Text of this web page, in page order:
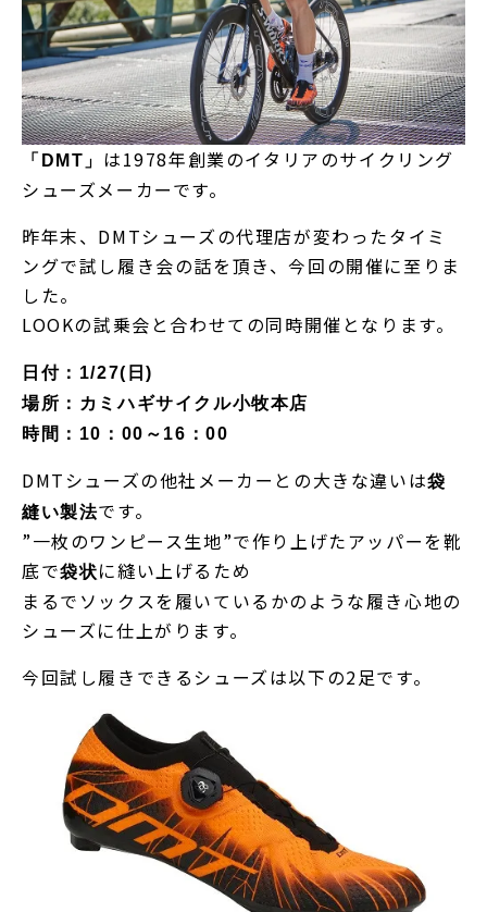
「DMT」 は1978年創業のイタリアのサイクリング
シューズメーカーです。
昨年末、DMTシューズの代理店が変わったタイミ
ングで試し履き会の話を頂き、今回の開催に至りま
した。
LOOKの試乗会と合わせての同時開催となります。
日付：1/27(日)
場所：カミハギサイクル小牧本店
時間：10：00～16：00
DMTシューズの他社メーカーとの大きな違いは袋
縫い製法です。
”一枚のワンピース生地”で作り上げたアッパーを靴
底で袋状に縫い上げるため
まるでソックスを履いているかのような履き心地の
シューズに仕上がります。
今回試し履きできるシューズは以下の2足です。